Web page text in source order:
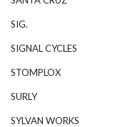
SIG.
SIGNAL CYCLES
STOMPLOX
SURLY
SYLVAN WORKS